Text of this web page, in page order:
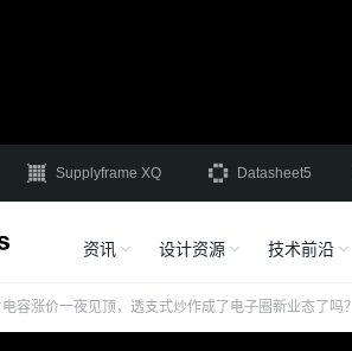
Supplyframe XQ Datasheet5
资讯 设计资源 技术前沿
容涨价一夜见顶，透支式炒作成了电子圈新业态了吗？